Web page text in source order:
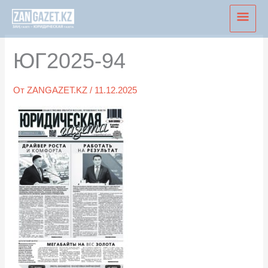
Перейти
содержимому
ЮГ2025-94
ОтZANGAZET.KZ/ 11.12.2025